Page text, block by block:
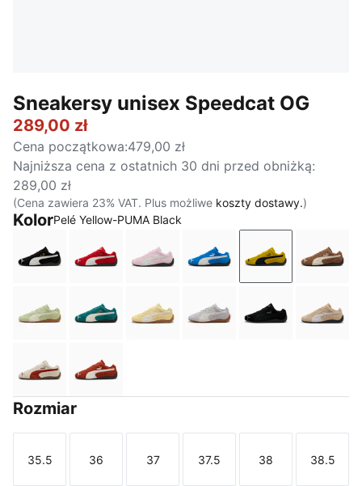
Sneakersy unisex Speedcat OG
289,00 zł
Cena początkowa:479,00 zł
Najniższa cena z ostatnich 30 dni przed obniżką:
289,00 zł
(Cena zawiera 23% VAT. Plus możliwe koszty dostawy.)
KolorPelé Yellow-PUMA Black
PUMA Black-PUMA White
For All Time Red-PUMA White
Whisp Of Pink-PUMA White
PUMA Team Royal-
Pelé Yellow-
Pistachio Green-Warm White
Emerald Ice-PUMA Black
Pale Lemon-GumVibrant Silver-Gum
PUMA Black-
Sand
Alpine Snow-GumBordeaux Red-PUMA Black
Rozmiar
Rozmiar
35.5
Rozmiar
36
Rozmiar
37
Rozmiar
37.5
Rozmiar
38 38.5